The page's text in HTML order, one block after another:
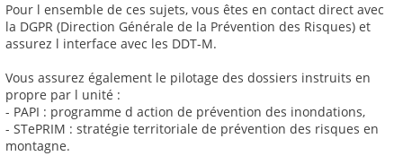
Pour l ensemble de ces sujets, vous êtes en contact direct avec
la DGPR (Direction Générale de la Prévention des Risques) et
assurez l interface avec les DDT-M.
Vous assurez également le pilotage des dossiers instruits en
propre par l unité :
- PAPI : programme d action de prévention des inondations,
- STePRIM : stratégie territoriale de prévention des risques en
montagne.